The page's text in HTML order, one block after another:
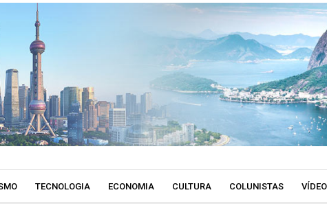
TECNOLOGIA ECONOMIA CULTURA COLUNISTAS